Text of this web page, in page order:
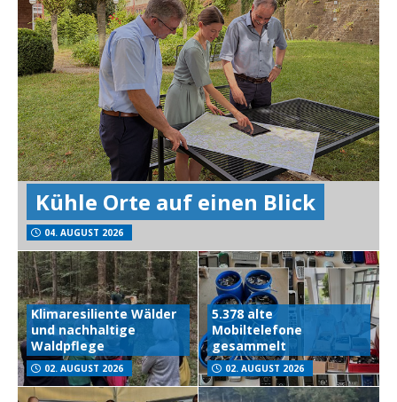
Kühle Orte auf einen Blick
04. AUGUST 2026
Klimaresiliente Wälder
und nachhaltige
Waldpflege
02. AUGUST 2026
5.378 alte
Mobiltelefone
gesammelt
02. AUGUST 2026